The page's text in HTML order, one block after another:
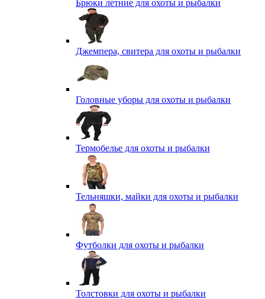
Брюки летние для охоты и рыбалки
Джемпера, свитера для охоты и рыбалки
Головные уборы для охоты и рыбалки
Термобелье для охоты и рыбалки
Тельняшки, майки для охоты и рыбалки
Футболки для охоты и рыбалки
Толстовки для охоты и рыбалки